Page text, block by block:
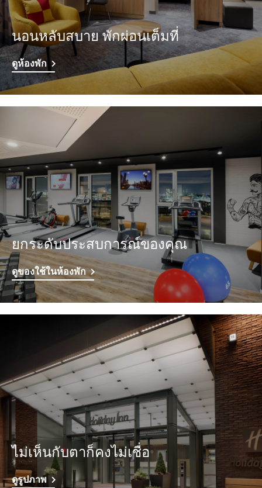
นอนหลับสบาย พักผ่อนเต็มที่
ดูห้องพัก
ยกระดับประสบการณ์ของคุณ
ดูของใช้ในห้องพัก
ไม่เห็นกับตาก็คงไม่เชื่อ
ดูรูปภาพ